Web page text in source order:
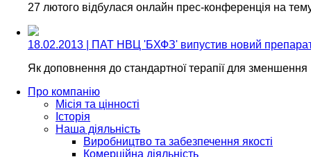
27 лютого відбулася онлайн прес-конференція на
18.02.2013 | ПАТ НВЦ 'БХФЗ' випустив новий препарат
Як доповнення до стандартної терапії для зменшення
Про компанію
Місія та цінності
Історія
Наша діяльність
Виробництво та забезпечення якості
Комерційна діяльність